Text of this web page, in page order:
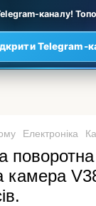
каналу!
Telegram-
Електроніка
камера